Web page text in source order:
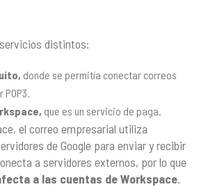
distintos:
donde se permitía conectar correos
que es un servicio de paga.
el correo empresarial utiliza
de Google para enviar y recibir
a servidores externos, por lo que
a las cuentas de Workspace.